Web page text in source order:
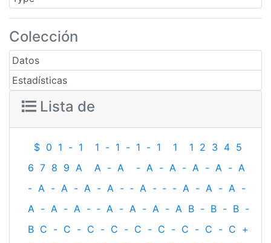
Colección
Datos
Estadísticas
Lista de
$ 0 1 - 1 1 - 1 - 1 - 1 1 1 2 3 4 5
6 7 8 9 A A - A - A - A - A - A - A
- A - A - A - A - ‐ A - ‐ - A - A - A -
A - A - A - ‐ A - A - A - A B - B - B -
B C - C - C - C - C - C - C - C - C +